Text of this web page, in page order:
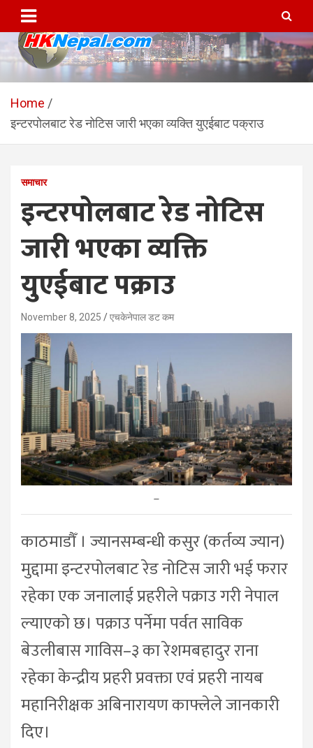
content
HKNepal.com – हङकङबाट
सञ्चालित पहिलो नेपाली अनलाईन
पत्रिका
hknepal, hknepal.com, hk nepal, hk nepal com
Home
इन्टरपोलबाट रेड नोटिस जारी भएका व्यक्ति युएईबाट पक्राउ
समाचार
इन्टरपोलबाट रेड नोटिस
जारी भएका व्यक्ति
युएईबाट पक्राउ
November 8, 2025 एचकेनेपाल डट कम
–
काठमाडौँ । ज्यानसम्बन्धी कसुर (कर्तव्य ज्यान)
मुद्दामा इन्टरपोलबाट रेड नोटिस जारी भई फरार
रहेका एक जनालाई प्रहरीले पक्राउ गरी नेपाल
ल्याएको छ। पक्राउ पर्नेमा पर्वत साविक
बेउलीबास गाविस–३ का रेशमबहादुर राना
रहेका केन्द्रीय प्रहरी प्रवक्ता एवं प्रहरी नायब
महानिरीक्षक अबिनारायण काफ्लेले जानकारी
दिए।